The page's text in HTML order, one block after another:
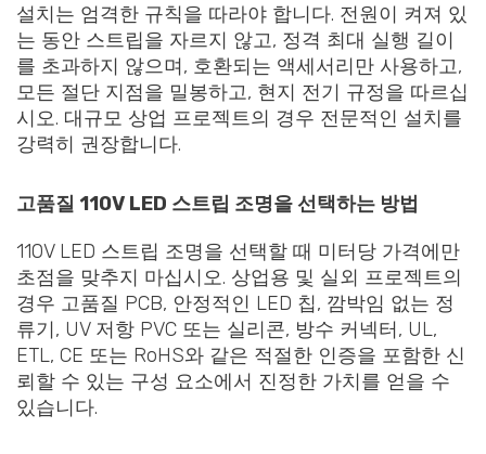
설치는 엄격한 규칙을 따라야 합니다. 전원이 켜져 있
는 동안 스트립을 자르지 않고, 정격 최대 실행 길이
를 초과하지 않으며, 호환되는 액세서리만 사용하고,
모든 절단 지점을 밀봉하고, 현지 전기 규정을 따르십
시오. 대규모 상업 프로젝트의 경우 전문적인 설치를
강력히 권장합니다.
고품질 110V LED 스트립 조명을 선택하는 방법
110V LED 스트립 조명을 선택할 때 미터당 가격에만
초점을 맞추지 마십시오. 상업용 및 실외 프로젝트의
경우 고품질 PCB, 안정적인 LED 칩, 깜박임 없는 정
류기, UV 저항 PVC 또는 실리콘, 방수 커넥터, UL,
ETL, CE 또는 RoHS와 같은 적절한 인증을 포함한 신
뢰할 수 있는 구성 요소에서 진정한 가치를 얻을 수
있습니다.